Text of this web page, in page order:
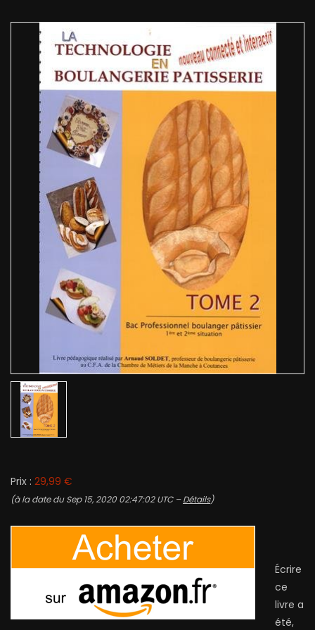
Prix : 29,99 €
(à la date du Sep 15, 2020 02:47:02 UTC –Détails)
Écrire
ce
livre a
été,